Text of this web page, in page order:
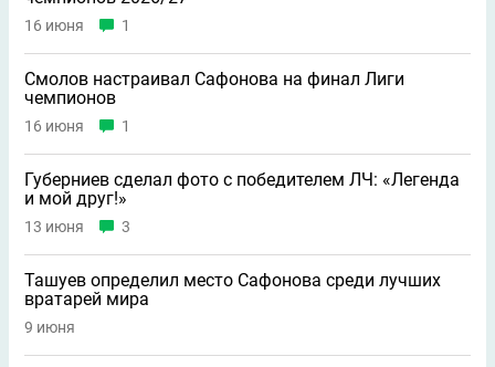
16 июня 1
Смолов настраивал Сафонова на финал Лиги
чемпионов
16 июня 1
Губерниев сделал фото с победителем ЛЧ: «Легенда
и мой друг!»
13 июня 3
Ташуев определил место Сафонова среди лучших
вратарей мира
9 июня